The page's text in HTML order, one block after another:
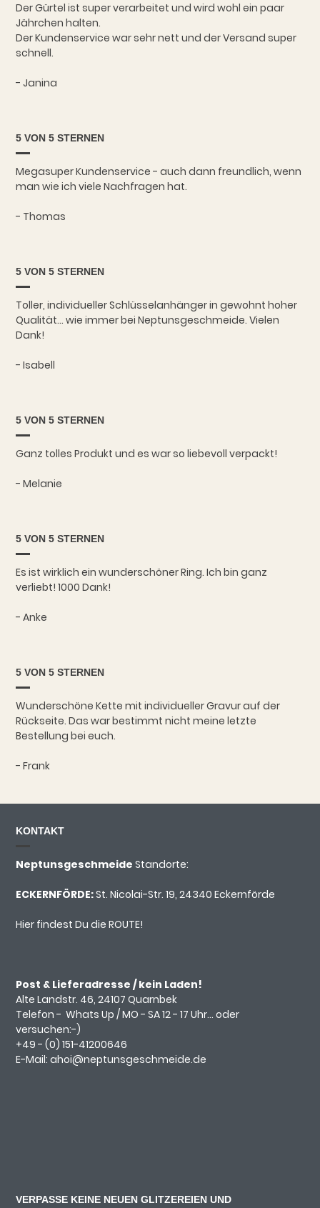
Der Gürtel ist super verarbeitet und wird wohl ein paar
Jährchen halten.
Der Kundenservice war sehr nett und der Versand super
schnell.
- Janina
5 VON 5 STERNEN
Megasuper Kundenservice - auch dann freundlich, wenn
man wie ich viele Nachfragen hat.
- Thomas
5 VON 5 STERNEN
Toller, individueller Schlüsselanhänger in gewohnt hoher
Qualität... wie immer bei Neptunsgeschmeide. Vielen
Dank!
- Isabell
5 VON 5 STERNEN
Ganz tolles Produkt und es war so liebevoll verpackt!
- Melanie
5 VON 5 STERNEN
Es ist wirklich ein wunderschöner Ring. Ich bin ganz
verliebt! 1000 Dank!
- Anke
5 VON 5 STERNEN
Wunderschöne Kette mit individueller Gravur auf der
Rückseite. Das war bestimmt nicht meine letzte
Bestellung bei euch.
- Frank
KONTAKT
NeptunsgeschmeideStandorte:
ECKERNFÖRDE:St. Nicolai-Str. 19, 24340 Eckernförde
Hier findest Du die ROUTE!
Post & Lieferadresse / kein Laden!
Alte Landstr. 46, 24107 Quarnbek
Telefon -Whats Up / MO - SA 12 - 17 Uhr... oder
versuchen:-)
+49 - (0)151-41200646
E-Mail:ahoi@neptunsgeschmeide.de
VERPASSE KEINE NEUEN GLITZEREIEN UND